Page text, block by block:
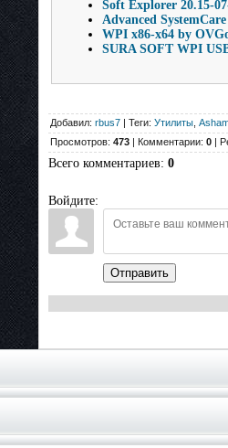
Soft Explorer 20.15-
Advanced
WPI x86-x64 by
SURA SOFT WPI
Добавил: rbus7 | Теги: Утилиты
Просмотров: 473 | Комментарии: 0 |
Всего комментариев: 0
Войдите:
Отправить